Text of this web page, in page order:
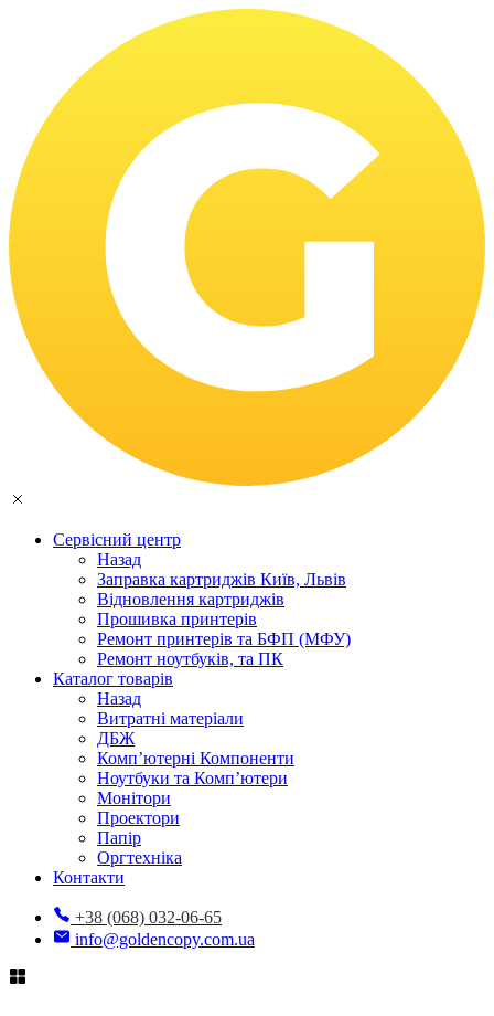
Сервісний центр
Назад
Заправка картриджів Київ, Львів
Відновлення картриджів
Прошивка принтерів
Ремонт принтерів та БФП (МФУ)
Ремонт ноутбуків, та ПК
Каталог товарів
Назад
Витратні матеріали
ДБЖ
Комп’ютерні Компоненти
Ноутбуки та Комп’ютери
Монітори
Проектори
Папір
Оргтехніка
Контакти
+38 (068) 032-06-65
info@goldencopy.com.ua